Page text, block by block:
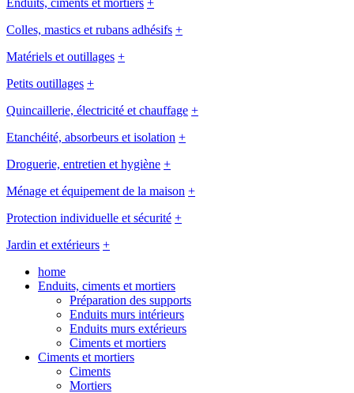
Enduits, ciments et mortiers +
Colles, mastics et rubans adhésifs +
Matériels et outillages +
Petits outillages +
Quincaillerie, électricité et chauffage +
Etanchéité, absorbeurs et isolation +
Droguerie, entretien et hygiène +
Ménage et équipement de la maison +
Protection individuelle et sécurité +
Jardin et extérieurs +
home
Enduits, ciments et mortiers
Préparation des supports
Enduits murs intérieurs
Enduits murs extérieurs
Ciments et mortiers
Ciments et mortiers
Ciments
Mortiers